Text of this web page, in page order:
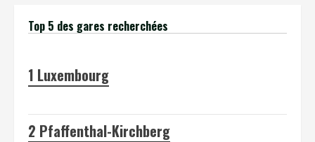
Top 5 des gares recherchées
1 Luxembourg
2 Pfaffenthal-Kirchberg